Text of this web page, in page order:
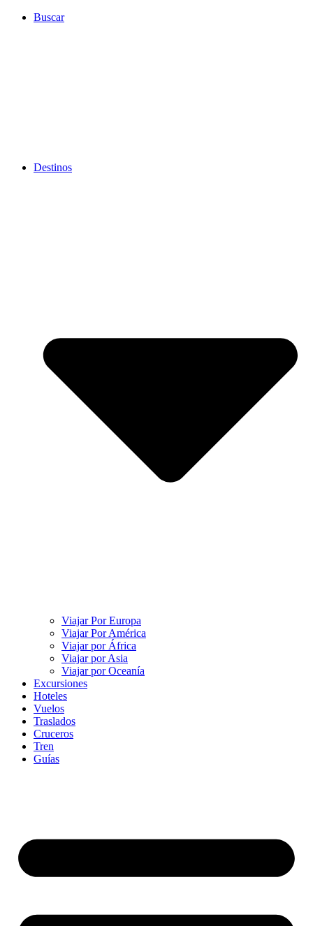
Buscar
Destinos
Viajar Por Europa
Viajar Por América
Viajar por África
Viajar por Asia
Viajar por Oceanía
Excursiones
Hoteles
Vuelos
Traslados
Cruceros
Tren
Guías